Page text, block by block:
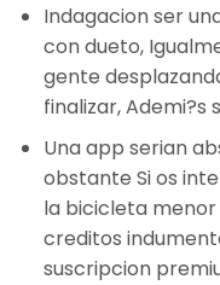
Indagacion ser
con dueto,
gente
finalizar, Ademi?s
Una app seri­an
obstante Si os
la bicicleta
creditos
suscripcion